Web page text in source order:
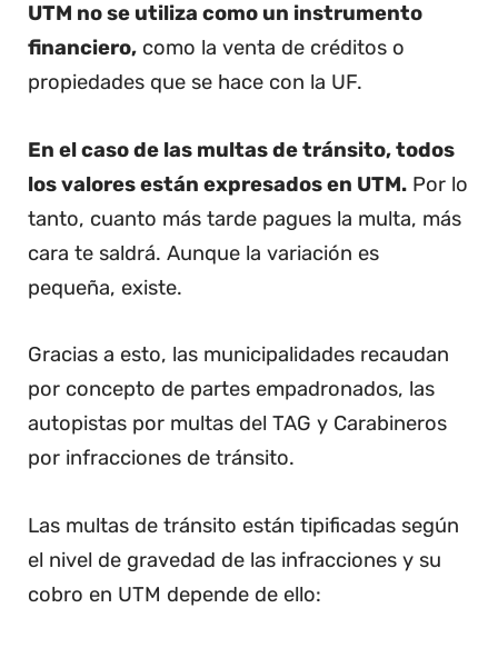
UTM no se utiliza como un instrumento
financiero, como la venta de créditos o
propiedades que se hace con la UF.
En el caso de las multas de tránsito, todos
los valores están expresados en UTM. Por lo
tanto, cuanto más tarde pagues la multa, más
cara te saldrá. Aunque la variación es
pequeña, existe.
Gracias a esto, las municipalidades recaudan
por concepto de partes empadronados, las
autopistas por multas del TAG y Carabineros
por infracciones de tránsito.
Las multas de tránsito están tipificadas según
el nivel de gravedad de las infracciones y su
cobro en UTM depende de ello: